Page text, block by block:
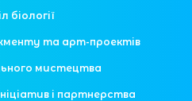
біології
та арт-проектів
мистецтва
і партнерства